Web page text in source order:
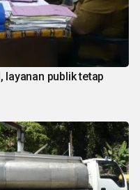
layanan publik tetap